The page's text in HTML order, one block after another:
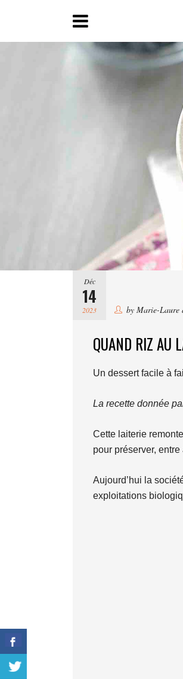
Déc
14
2023 by Marie-Laure
QUAND RIZ AU
Un dessert facile à
La recette donnée
Cette laiterie
pour préserver,
Aujourd’hui la
exploitations